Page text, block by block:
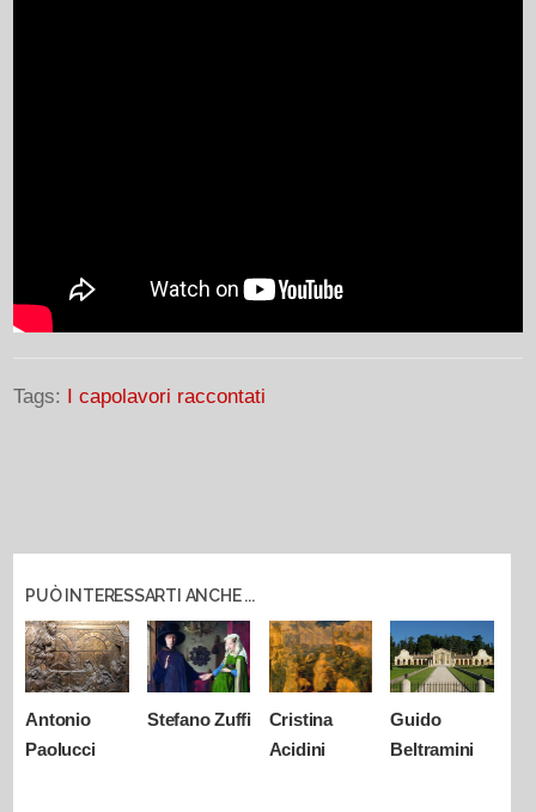
Tags: I capolavori raccontati
PUÒ INTERESSARTI ANCHE ...
Antonio
Paolucci
Stefano Zuffi
Cristina
Acidini
Guido
Beltramini